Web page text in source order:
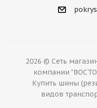
2026 © Сеть
компании
Купить шины
видов
по